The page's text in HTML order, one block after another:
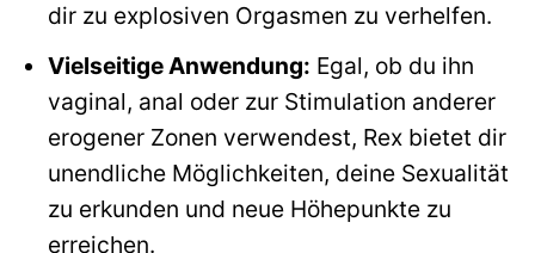
dir zu explosiven Orgasmen zu verhelfen.
Vielseitige Anwendung: Egal, ob du ihn
vaginal, anal oder zur Stimulation anderer
erogener Zonen verwendest, Rex bietet dir
unendliche Möglichkeiten, deine Sexualität
zu erkunden und neue Höhepunkte zu
erreichen.